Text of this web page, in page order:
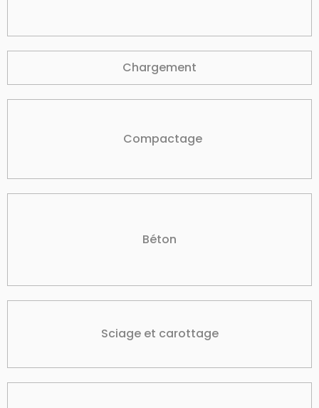
Chargement
Compactage
Béton
Sciage et carottage